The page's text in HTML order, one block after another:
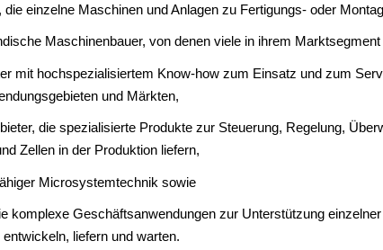
einzelne Maschinen und Anlagen zu Fertigungs- oder
Maschinenbauer, von denen viele in ihrem
mit hochspezialisiertem Know-how zum Einsatz und zum
und Märkten,
die spezialisierte Produkte zur Steuerung, Regelung,
Zellen in der Produktion liefern,
Microsystemtechnik sowie
komplexe Geschäftsanwendungen zur Unterstützung
liefern und warten.